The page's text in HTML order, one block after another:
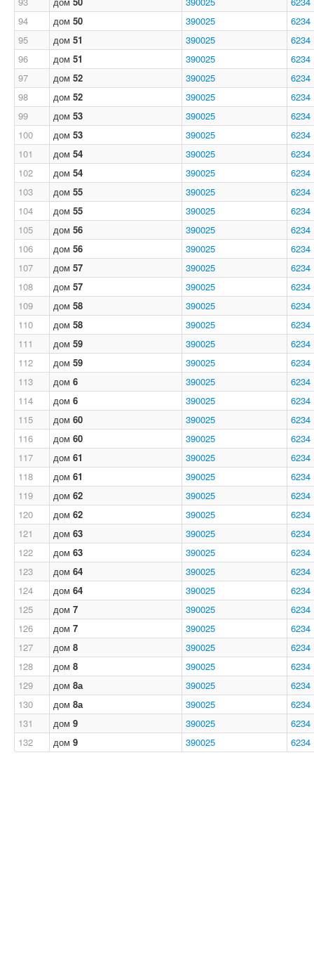
94
дом 50 390025
6234
95
дом 51 390025
6234
96
дом 51 390025
6234
97
дом 52 390025
6234
98
дом 52 390025
6234
99
дом 53 390025
6234
100
дом 53 390025
6234
101
дом 54 390025
6234
102
дом 54 390025
6234
103
дом 55 390025
6234
104
дом 55 390025
6234
105
дом 56 390025
6234
106
дом 56 390025
6234
107
дом 57 390025
6234
108
дом 57 390025
6234
109
дом 58 390025
6234
110
дом 58 390025
6234
111
дом 59 390025
6234
112
дом 59 390025
6234
113
дом 6 390025
6234
114
дом 6 390025
6234
115
дом 60 390025
6234
116
дом 60 390025
6234
117
дом 61 390025
6234
118
дом 61 390025
6234
119
дом 62 390025
6234
120
дом 62 390025
6234
121
дом 63 390025
6234
122
дом 63 390025
6234
123
дом 64 390025
6234
124
дом 64 390025
6234
125
дом 7 390025
6234
126
дом 7 390025
6234
127
дом 8 390025
6234
128
дом 8 390025
6234
129
дом 8а 390025
6234
130
дом 8а 390025
6234
131
дом 9 390025
6234
132
дом 9 390025 6234